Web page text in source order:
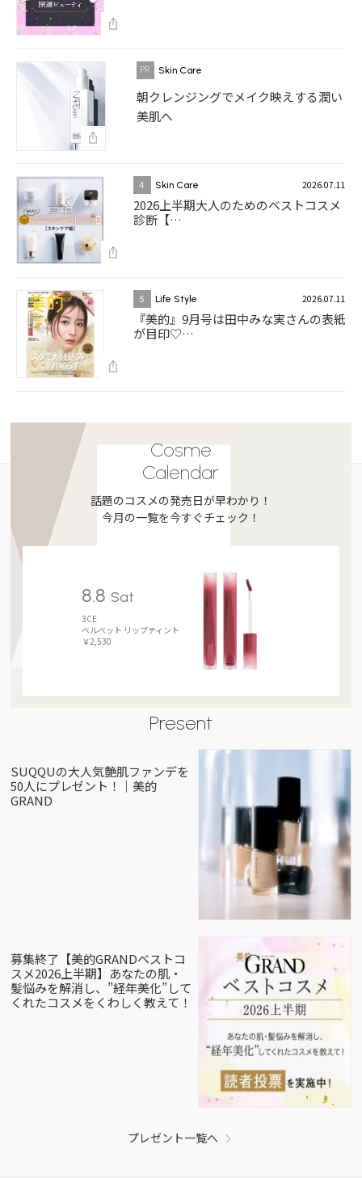
Skin Care
朝クレンジングでメイク映えする潤い
美肌へ
4 Skin Care 2026.07.11
2026上半期大人のためのベストコスメ
診断【…
5 Life Style 2026.07.11
『美的』9月号は田中みな実さんの表紙
が目印♡…
Cosme
Calendar
話題のコスメの発売日が早わかり！
今月の一覧を今すぐチェック！
8.8 Sat
3CE
ベルベット リップティント
￥2,530
Present
SUQQUの大人気艶肌ファンデを
50人にプレゼント！｜美的
GRAND
募集終了【美的GRANDベストコ
スメ2026上半期】あなたの肌・
髪悩みを解消し、”経年美化”して
くれたコスメをくわしく教えて！
プレゼント一覧へ